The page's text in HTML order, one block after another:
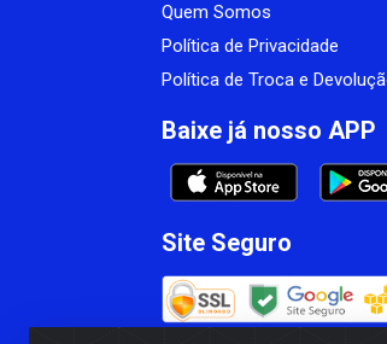
Quem Somos
Política de Privacidade
Política de Troca e
Baixe já nosso APP
Site Seguro